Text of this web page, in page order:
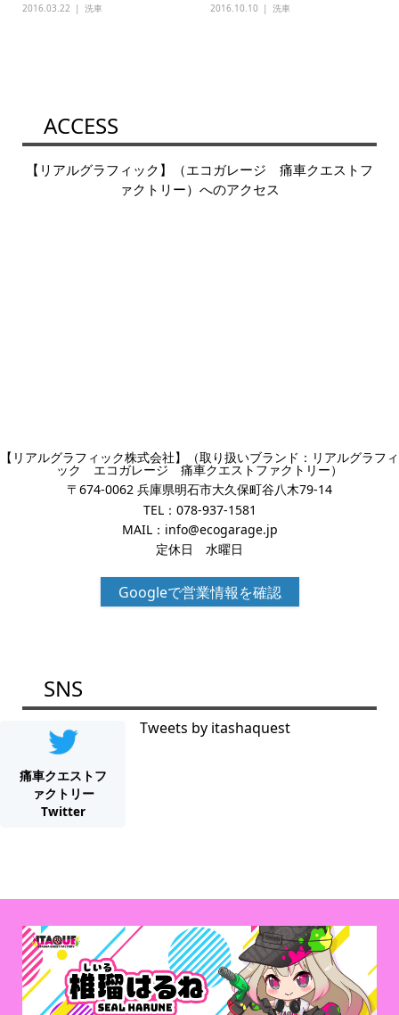
2016.03.22 洗車 2016.10.10 洗車
ACCESS
【リアルグラフィック】（エコガレージ 痛車クエストフ
ァクトリー）へのアクセス
【リアルグラフィック株式会社】（取り扱いブランド：リアルグラフィ
ック エコガレージ 痛車クエストファクトリー）
〒674-0062 兵庫県明石市大久保町谷八木79-14
TEL： 078-937-1581
MAIL： info@ecogarage.jp
定休日 水曜日
Googleで営業情報を確認
SNS
痛車クエストフ
ァクトリー
Twitter
Tweets by itashaquest